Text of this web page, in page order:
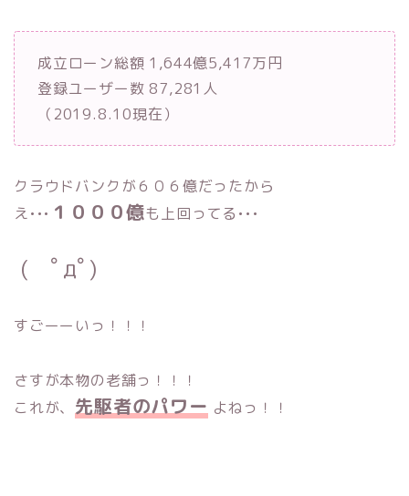
成立ローン総額 1,644億5,417万円
登録ユーザー数 87,281人
（2019.8.10現在）
クラウドバンクが６０６億だったから
え••• １０００億も上回ってる•••
( ﾟдﾟ)
すごーーいっ！！！
さすが本物の老舗っ！！！
これが、 先駆者のパワー よねっ！！